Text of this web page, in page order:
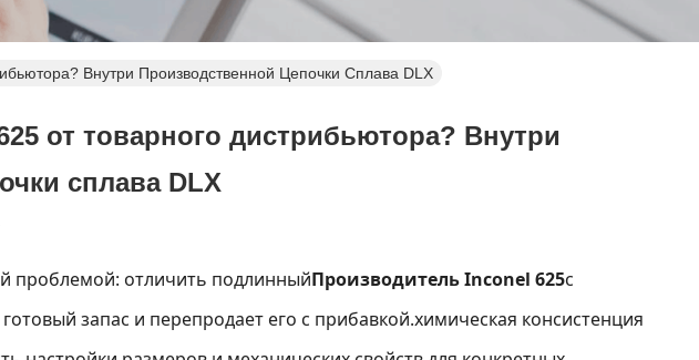
Внутри Производственной Цепочки Сплава DLX
от товарного дистрибьютора? Внутри
сплава DLX
проблемой: отличить подлинныйПроизводитель Inconel 625с
запас и перепродает его с прибавкой.химическая консистенция